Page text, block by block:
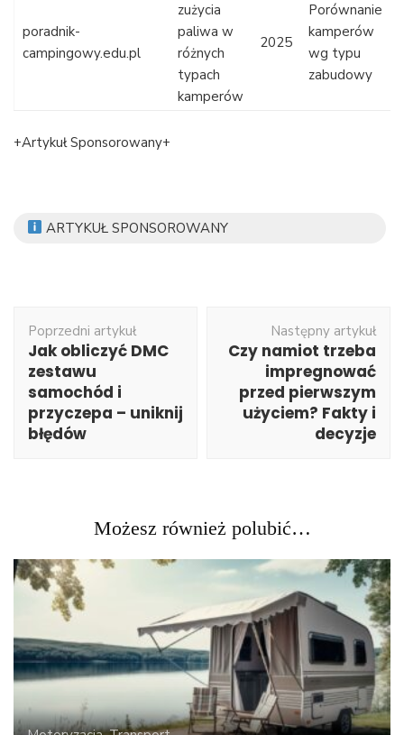
poradnik-
campingowy.edu.pl
zużycia
paliwa w
różnych
typach
kamperów
2025
Porównanie
kamperów
wg typu
zabudowy
+Artykuł Sponsorowany+
ARTYKUŁ SPONSOROWANY
wpisu
Poprzedni artykuł
Jak obliczyć DMC
zestawu
samochód i
przyczepa – uniknij
błędów
Następny artykuł
Czy namiot trzeba
impregnować
przed pierwszym
użyciem? Fakty i
decyzje
Możesz również polubić…